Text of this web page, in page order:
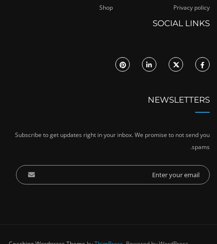
Shop Privacy policy
SOCIAL LINKS
NEWSLETTERS
Subscribe to get updates right in your inbox. We promise to not send you
spams.